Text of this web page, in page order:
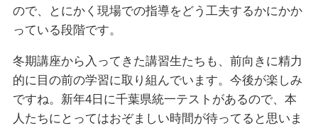
ので、とにかく現場での指導をどう工夫するかにかか
っている段階です。
冬期講座から入ってきた講習生たちも、前向きに精力
的に目の前の学習に取り組んでいます。今後が楽しみ
ですね。新年4日に千葉県統一テストがあるので、本
人たちにとってはおぞましい時間が待ってると思いま